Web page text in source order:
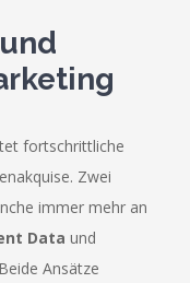
fortschrittliche
Zwei
immer mehr an
Data und
Ansätze